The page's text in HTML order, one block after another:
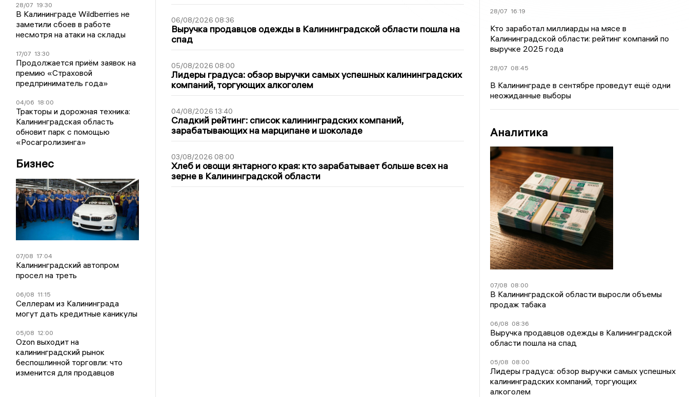
28/07 19:30
В Калининграде Wildberries не
заметили сбоев в работе
несмотря на атаки на склады
17/07 13:30
Продолжается приём заявок на
премию «Страховой
предприниматель года»
04/06 18:00
Тракторы и дорожная техника:
Калининградская область
обновит парк с помощью
«Росагролизинга»
Бизнес
07/08 17:04
Калининградский автопром
просел на треть
06/08 11:15
Селлерам из Калининграда
могут дать кредитные каникулы
05/08 12:00
Ozon выходит на
калининградский рынок
беспошлинной торговли: что
изменится для продавцов
06/08/2026 08:36
Выручка продавцов одежды в Калининградской области пошла на
спад
05/08/2026 08:00
Лидеры градуса: обзор выручки самых успешных калининградских
компаний, торгующих алкоголем
04/08/2026 13:40
Сладкий рейтинг: список калининградских компаний,
зарабатывающих на марципане и шоколаде
03/08/2026 08:00
Хлеб и овощи янтарного края: кто зарабатывает больше всех на
зерне в Калининградской области
28/07 16:19
Кто заработал миллиарды на мясе в
Калининградской области: рейтинг компаний по
выручке 2025 года
28/07 08:45
В Калининграде в сентябре проведут ещё одни
неожиданные выборы
Аналитика
07/08 08:00
В Калининградской области выросли объемы
продаж табака
06/08 08:36
Выручка продавцов одежды в Калининградской
области пошла на спад
05/08 08:00
Лидеры градуса: обзор выручки самых успешных
калининградских компаний, торгующих
алкоголем